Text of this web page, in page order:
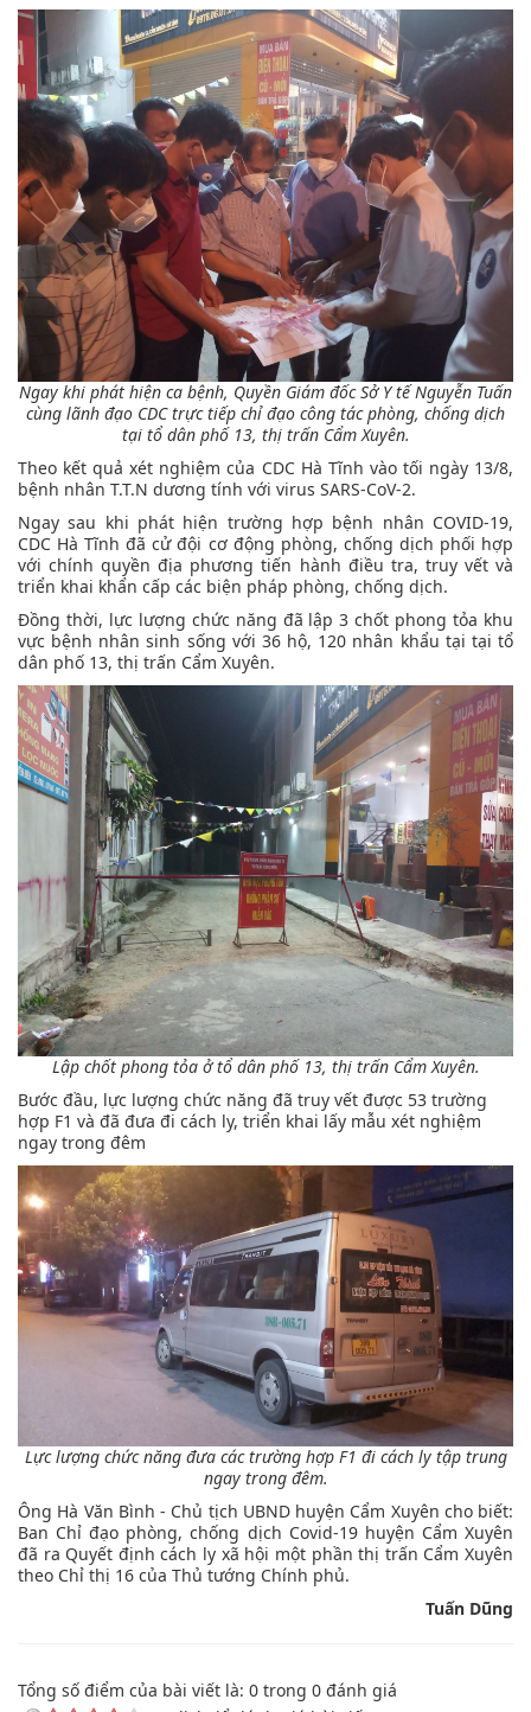
Ngay khi phát hiện ca bệnh, Quyền Giám đốc Sở Y tế Nguyễn Tuấn
cùng lãnh đạo CDC trực tiếp chỉ đạo công tác phòng, chống dịch
tại tổ dân phố 13, thị trấn Cẩm Xuyên.
Theo kết quả xét nghiệm của CDC Hà Tĩnh vào tối ngày 13/8,
bệnh nhân T.T.N dương tính với virus SARS-CoV-2.
Ngay sau khi phát hiện trường hợp bệnh nhân COVID-19,
CDC Hà Tĩnh đã cử đội cơ động phòng, chống dịch phối hợp
với chính quyền địa phương tiến hành điều tra, truy vết và
triển khai khẩn cấp các biện pháp phòng, chống dịch.
Đồng thời, lực lượng chức năng đã lập 3 chốt phong tỏa khu
vực bệnh nhân sinh sống với 36 hộ, 120 nhân khẩu tại tại tổ
dân phố 13, thị trấn Cẩm Xuyên.
Lập chốt phong tỏa ở tổ dân phố 13, thị trấn Cẩm Xuyên.
Bước đầu, lực lượng chức năng đã truy vết được 53 trường
hợp F1 và đã đưa đi cách ly, triển khai lấy mẫu xét nghiệm
ngay trong đêm
Lực lượng chức năng đưa các trường hợp F1 đi cách ly tập trung
ngay trong đêm.
Ông Hà Văn Bình - Chủ tịch UBND huyện Cẩm Xuyên cho biết:
Ban Chỉ đạo phòng, chống dịch Covid-19 huyện Cẩm Xuyên
đã ra Quyết định cách ly xã hội một phần thị trấn Cẩm Xuyên
theo Chỉ thị 16 của Thủ tướng Chính phủ.
Tuấn Dũng
Tổng số điểm của bài viết là: 0 trong 0 đánh giá